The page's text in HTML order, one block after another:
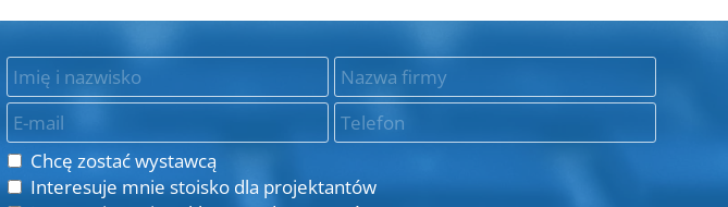
Chcę zostać wystawcą
Interesuje mnie stoisko dla projektantów